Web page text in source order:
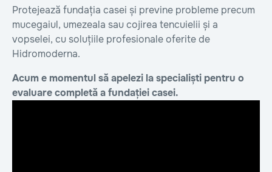
Protejează fundația casei și previne probleme precum
mucegaiul, umezeala sau cojirea tencuielii și a
vopselei, cu soluțiile profesionale oferite de
Hidromoderna.
Acum e momentul să apelezi la specialiști pentru o
evaluare completă a fundației casei.